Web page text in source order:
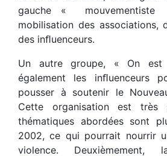
gauche «
mobilisation des associations,
des inﬂuenceurs.
Un autre groupe, « On est
également les inﬂuenceurs
pousser à soutenir le
Cette organisation est très
thématiques abordées sont
2002, ce qui pourrait nourrir
violence.